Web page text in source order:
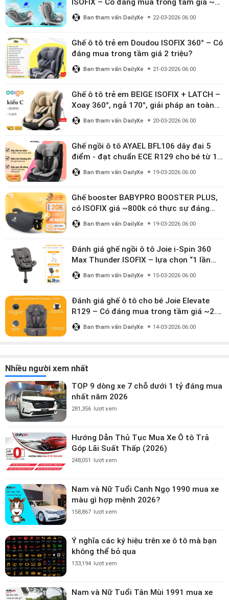
ISOFIX – Có đáng mua trong tầm giá ~3
triệu
Ban tham vấn DailyXe 22-03-2026 06:00
Ghế ô tô trẻ em Doudou ISOFIX 360° – Có
đáng mua trong tầm giá 2 triệu?
Ban tham vấn DailyXe 21-03-2026 06:00
Ghế ô tô trẻ em BEIGE ISOFIX + LATCH –
Xoay 360°, ngả 170°, giải pháp an toàn
linh hoạt cho bé 0–10 tuổi
Ban tham vấn DailyXe 20-03-2026 06:00
Ghế ngồi ô tô AYAEL BFL106 dây đai 5
điểm - đạt chuẩn ECE R129 cho bé từ 1–
10 tuổi
Ban tham vấn DailyXe 19-03-2026 06:00
Ghế booster BABYPRO BOOSTER PLUS,
có ISOFIX giá ~800k có thực sự đáng
mua?
Ban tham vấn DailyXe 19-03-2026 06:00
Đánh giá ghế ngồi ô tô Joie i-Spin 360
Max Thunder ISOFIX – lựa chọn “1 lần
dùng đến 12 năm” có đáng giá gần 9
triệu?
Ban tham vấn DailyXe 15-03-2026 06:00
Đánh giá ghế ô tô cho bé Joie Elevate
R129 – Có đáng mua trong tầm giá ~2.8
triệu?
Ban tham vấn DailyXe 14-03-2026 06:00
Nhiều người xem nhất
TOP 9 dòng xe 7 chỗ dưới 1 tỷ đáng mua
nhất năm 2026
281,356 lượt xem
Hướng Dẫn Thủ Tục Mua Xe Ô tô Trả
Góp Lãi Suất Thấp (2026)
248,051 lượt xem
Nam và Nữ Tuổi Canh Ngọ 1990 mua xe
màu gì hợp mệnh 2026?
158,867 lượt xem
Ý nghĩa các ký hiệu trên xe ô tô mà bạn
không thể bỏ qua
133,194 lượt xem
Nam và Nữ Tuổi Tân Mùi 1991 mua xe